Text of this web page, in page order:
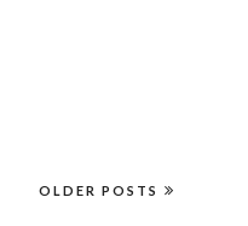
OLDER POSTS